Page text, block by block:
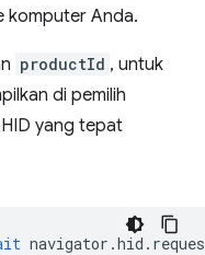
komputer Anda.
productId , untuk
di pemilih
yang tepat
navigator .hid .